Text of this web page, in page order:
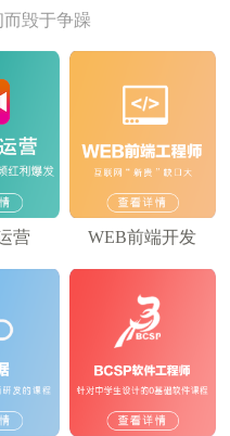
毁于争躁
营 WEB前端开发